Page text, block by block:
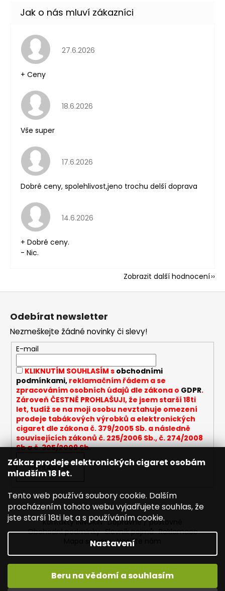
Zákaz prodeje elektronických cigaret osobám
mladším 18 let.
Tento web používá soubory cookie. Dalším
procházením tohoto webu vyjadřujete souhlas, že
jste starší 18ti let a s používáním cookie.
Nastavení
Beru na vědomí a souhlasím
Vítejte ve světě INNOKIN. Nabízíme Vám to nejlepší ze světa
Hodnocení obchodu je 5 z 5 hvězdiček.
27.6.2026
+ Ceny
Hodnocení obchodu je 5 z 5 hvězdiček.
18.6.2026
Vše super
Hodnocení obchodu je 5 z 5 hvězdiček.
17.6.2026
Dobré ceny, spolehlivost,jeno trochu delší doprava
Hodnocení obchodu je 5 z 5 hvězdiček.
14.6.2026
+ Dobré ceny.
- Nic.
Zobrazit další hodnocení
Z
Odebírat newsletter
Nezmeškejte žádné novinky či slevy!
E-mail
KLIKNUTÍM SOUHLASÍM s obchodními
podmínkami,reklamačním řádem a se
zpracováním osobních údajů dle zákona o GDPR.
Zároveň ČESTNĚ PROHLAŠUJI, že jsem starší 18ti
let, tudíž se na moji osobu nevztahuje omezení
prodeje tabákových výrobků a elektronických
cigaret dle zákona č. 379/2005 Sb. a následně
souvisejících zákonů č. 225/2006 Sb., č. 274/2008
Sb a č. 305/2009 Sb.
PŘIHLÁSIT SE
Kontakty INNOKIN Dopravné / poštovné
Obchodní podmínky Slovník pojmů Reklamace
Mapa serveru Napište nám
Vytvořil Shoptet